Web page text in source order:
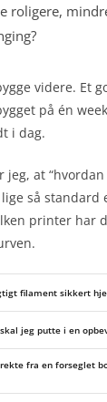
roligere,
videre. Et
på én
i dag.
jeg, at
så
printer har
filament sikkert
65°C i 4-6 timer,
kortere tid; overstig
Tjek producentens
jeg putte i en
20-50 g, mens store
indikator-silica så du
fra en forseglet